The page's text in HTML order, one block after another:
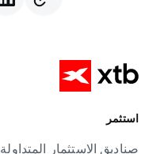
استثمر
صناديق الاستثمار المتداولة